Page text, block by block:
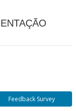
Feedback Survey